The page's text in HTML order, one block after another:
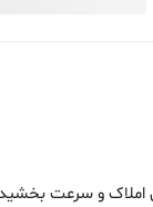
املاک و